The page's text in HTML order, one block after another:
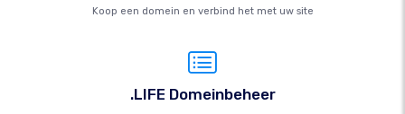
Koop een domein en verbind het met uw site
.LIFE Domeinbeheer